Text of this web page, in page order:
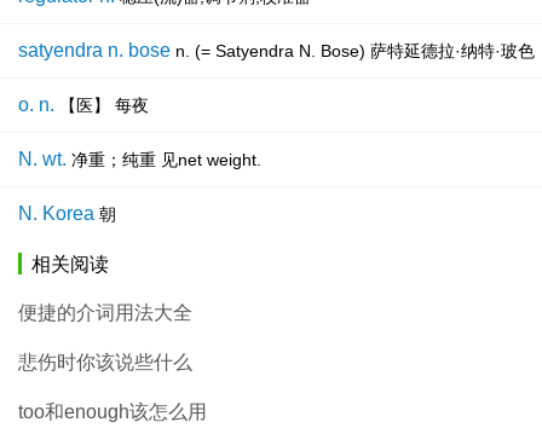
satyendra n. bose n. (= Satyendra N. Bose) 萨特延德拉·纳特·玻
o. n. 【医】 每夜
N. wt. 净重；纯重 见net weight.
N. Korea 朝
相关阅读
便捷的介词用法大全
悲伤时你该说些什么
too和enough该怎么用